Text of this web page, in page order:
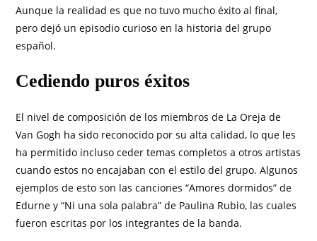
Aunque la realidad es que no tuvo mucho éxito al final,
pero dejó un episodio curioso en la historia del grupo
español.
Cediendo puros éxitos
El nivel de composición de los miembros de La Oreja de
Van Gogh ha sido reconocido por su alta calidad, lo que les
ha permitido incluso ceder temas completos a otros artistas
cuando estos no encajaban con el estilo del grupo. Algunos
ejemplos de esto son las canciones “Amores dormidos” de
Edurne y “Ni una sola palabra” de Paulina Rubio, las cuales
fueron escritas por los integrantes de la banda.